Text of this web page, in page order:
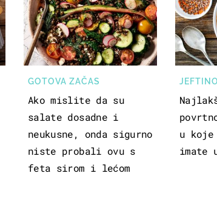
GOTOVA ZAČAS
Ako mislite da su
salate dosadne i
neukusne, onda sigurno
niste probali ovu s
feta sirom i lećom
u
imate